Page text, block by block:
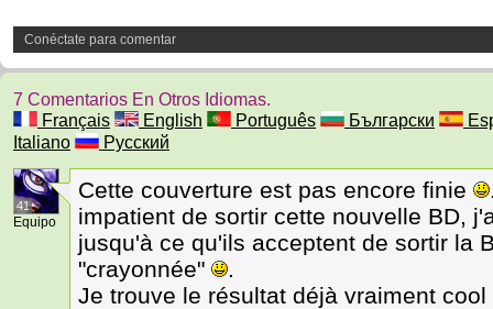
Conéctate para comentar
7 Comentarios En Otros Idiomas.
Français
English Português Български
Italiano
Русский
41
Equipo
Cette couverture est pas encore finie
impatient de sortir cette nouvelle BD,
jusqu'à ce qu'ils acceptent de sortir la
"crayonnée"
.
Je trouve le résultat déjà vraiment cool